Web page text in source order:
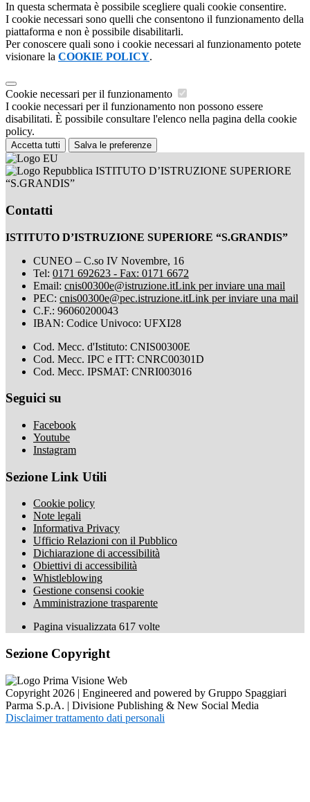
In questa schermata è possibile scegliere quali cookie consentire.
I cookie necessari sono quelli che consentono il funzionamento della
piattaforma e non è possibile disabilitarli.
Per conoscere quali sono i cookie necessari al funzionamento potete
visionare la COOKIE POLICY.
Cookie necessari per il funzionamento
I cookie necessari per il funzionamento non possono essere
disabilitati. È possibile consultare l'elenco nella pagina della cookie
policy.
Accetta tutti Salva le preferenze
ISTITUTO D’ISTRUZIONE SUPERIORE
“S.GRANDIS”
Contatti
ISTITUTO D’ISTRUZIONE SUPERIORE “S.GRANDIS”
CUNEO – C.so IV Novembre, 16
Tel: 0171 692623 - Fax: 0171 6672
Email: cnis00300e@istruzione.itLink per inviare una mail
PEC: cnis00300e@pec.istruzione.itLink per inviare una mail
C.F.: 96060200043
IBAN: Codice Univoco: UFXI28
Cod. Mecc. d'Istituto: CNIS00300E
Cod. Mecc. IPC e ITT: CNRC00301D
Cod. Mecc. IPSMAT: CNRI003016
Seguici su
Facebook
Youtube
Instagram
Sezione Link Utili
Cookie policy
Note legali
Informativa Privacy
Ufficio Relazioni con il Pubblico
Dichiarazione di accessibilità
Obiettivi di accessibilità
Whistleblowing
Gestione consensi cookie
Amministrazione trasparente
Pagina visualizzata 617 volte
Sezione Copyright
Copyright 2026 | Engineered and powered by Gruppo Spaggiari
Parma S.p.A. | Divisione Publishing & New Social Media
Disclaimer trattamento dati personali